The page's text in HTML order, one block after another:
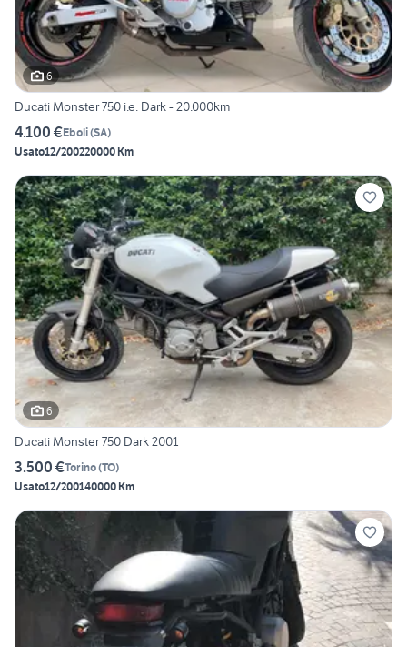
6
Ducati Monster 750 i.e. Dark - 20.000km
4.100 €Eboli(SA)
Usato12/200220000 Km
6
Ducati Monster 750 Dark 2001
3.500 €Torino(TO)
Usato12/200140000 Km